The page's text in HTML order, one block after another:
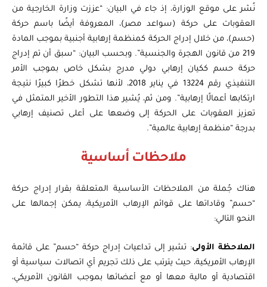
نُشر على موقع الوزارة، إذ جاء في البيان: “عززت وزارة الخارجية من
العقوبات على حركة (سواعد مصر)، المعروفة أيضًا باسم حركة
(حسم)، من خلال إدراج الحركة كمنظمة إرهابية أجنبية بموجب المادة
219 من قانون الهجرة والجنسية”. وبحسب البيان: “سبق أن تم إدراج
حركة حسم ككيان إرهابي دولي مدرج بشكل خاص بموجب الأمر
التنفيذي رقم 13224 في يناير 2018، لأنها تشكل خطرًا كبيرًا نتيجة
ارتكابها أعمالًا إرهابية”. ومن ثم، يُشير هذا التطور الأخير المتمثل في
تعزيز العقوبات على الحركة إلى وضعها على أعلى تصنيف إرهابي
بدرجة “منظمة إرهابية عالمية”.
ملاحظات أساسية
هناك جُملة من الملاحظات الأساسية المتعلقة بقرار إدراج حركة
“حسم” وقاداتها على قوائم الإرهاب الأمريكية، يمكن إجمالها على
النحو التالي:
الملاحظة الأولى: تشير إلى تداعيات إدراج حركة “حسم” على قائمة
الإرهاب الأمريكية، حيث يترتب على ذلك تجريم أي اتصالات سياسية أو
اقتصادية أو مالية معها أو مع أعضائها بموجب القانون الأمريكي،